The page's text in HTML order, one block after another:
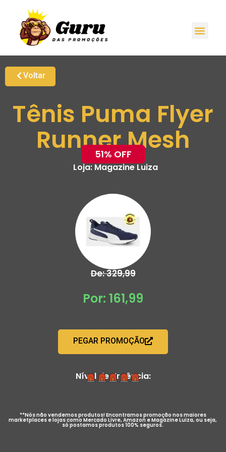
Voltar
Tênis Puma Flyer
Runner Mesh
51% OFF
Loja:Magazine Luiza
De: 329,99
Por: 161,99
PEGAR PROMOÇÃO
Nível de Urgência:
**Nós não vendemos produtos! Encontramos promoção nos maiores
marketplaces e lojas como Mercado Livre, Amazon e Magazine Luiza, ou seja,
só postamos produtos 100% seguros.